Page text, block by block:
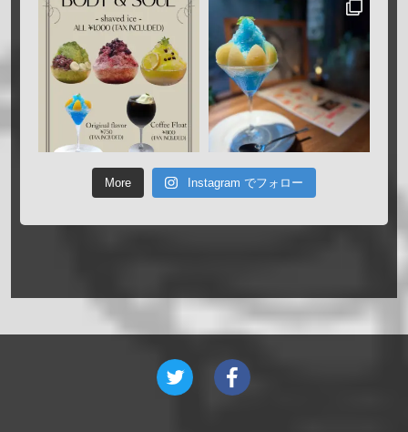
More Instagram でフォロー